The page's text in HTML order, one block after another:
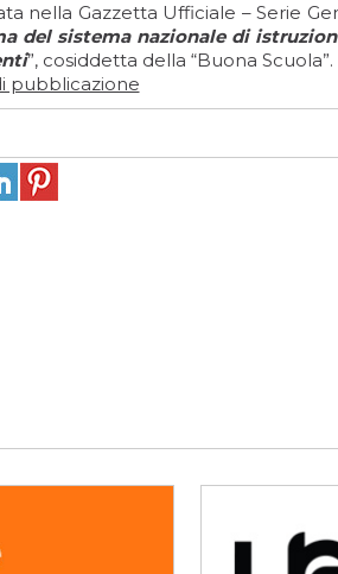
nella Gazzetta Ufficiale – Serie
del sistema nazionale di
”, cosiddetta della “Buona
pubblicazione